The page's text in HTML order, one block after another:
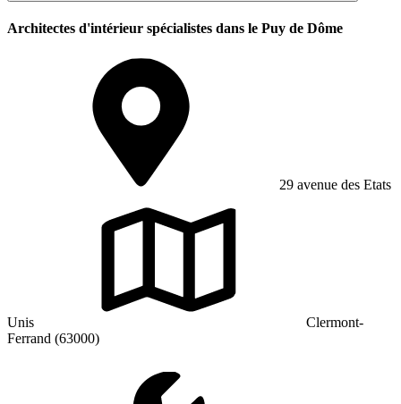
Architectes d'intérieur spécialistes dans le Puy de Dôme
29 avenue des Etats
Unis
Clermont-
Ferrand (63000)